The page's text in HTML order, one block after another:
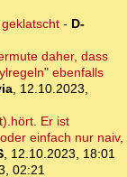
- D-
daher, dass
ebenfalls
, 12.10.2023,
Er ist
einfach nur naiv,
, 12.10.2023, 18:01
02:21